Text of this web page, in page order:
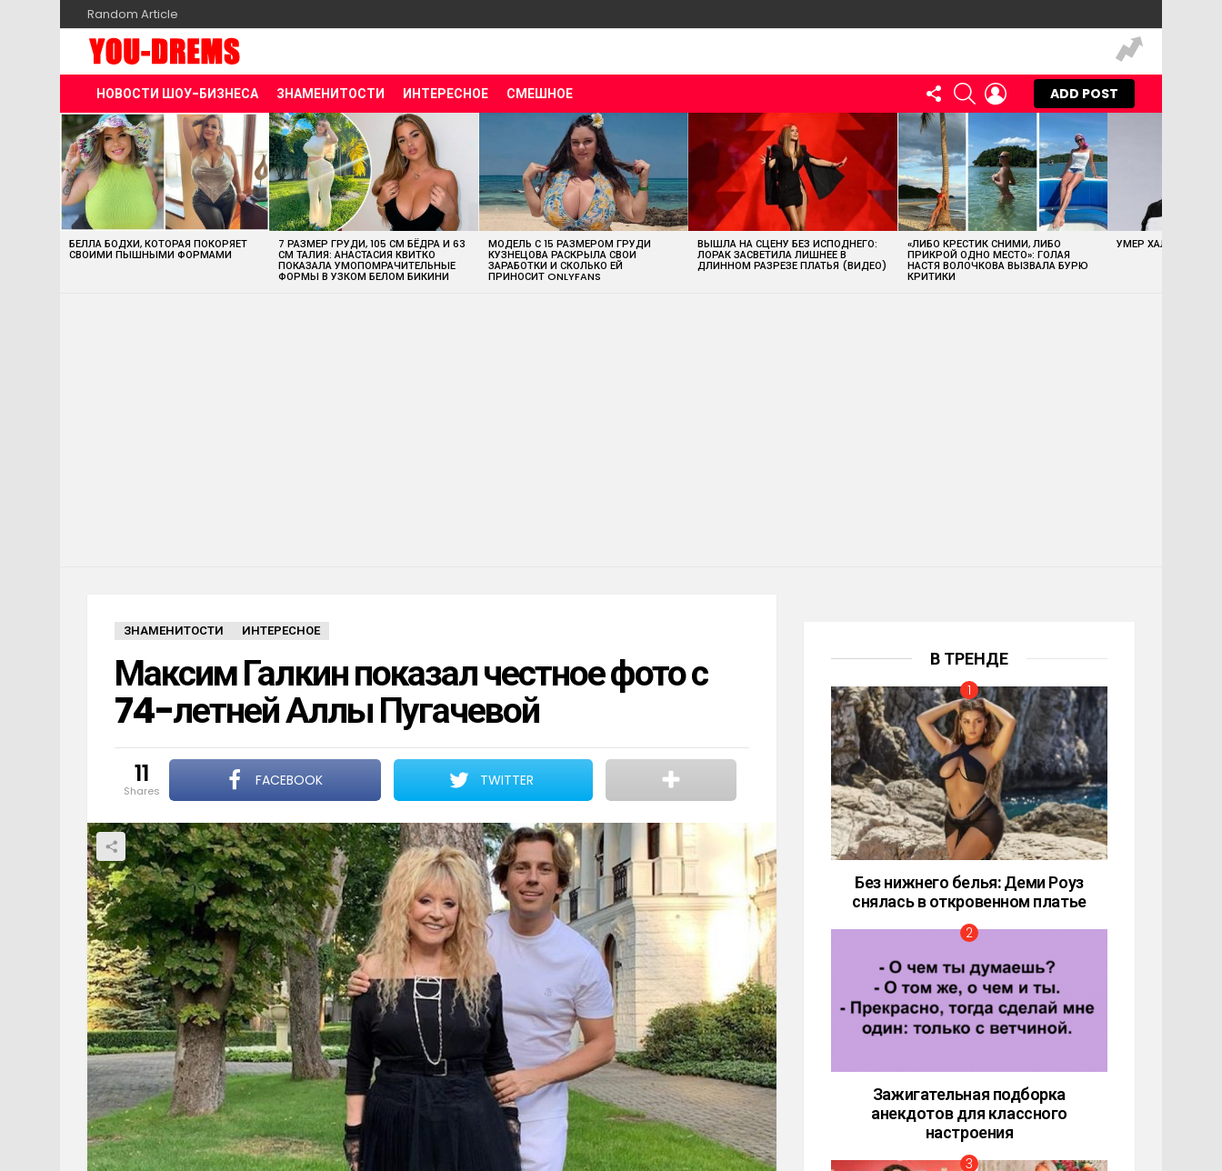
Random Article
НОВОСТИ ШОУ-БИЗНЕСА ЗНАМЕНИТОСТИ ИНТЕРЕСНОЕ СМЕШНОЕ
FOLLOW
US
SEARCHLOGIN
ADD POST
MOST
VIEWED
STORIES
БЕЛЛА БОДХИ, КОТОРАЯ ПОКОРЯЕТ
СВОИМИ ПЫШНЫМИ ФОРМАМИ
7 РАЗМЕР ГРУДИ, 105 СМ БЁДРА И 63
СМ ТАЛИЯ: АНАСТАСИЯ КВИТКО
ПОКАЗАЛА УМОПОМРАЧИТЕЛЬНЫЕ
ФОРМЫ В УЗКОМ БЕЛОМ БИКИНИ
МОДЕЛЬ С 15 РАЗМЕРОМ ГРУДИ
КУЗНЕЦОВА РАСКРЫЛА СВОИ
ЗАРАБОТКИ И СКОЛЬКО ЕЙ
ПРИНОСИТ ONLYFANS
ВЫШЛА НА СЦЕНУ БЕЗ ИСПОДНЕГО:
ЛОРАК ЗАСВЕТИЛА ЛИШНЕЕ В
ДЛИННОМ РАЗРЕЗЕ ПЛАТЬЯ (ВИДЕО)
«ЛИБО КРЕСТИК СНИМИ, ЛИБО
ПРИКРОЙ ОДНО МЕСТО»: ГОЛАЯ
НАСТЯ ВОЛОЧКОВА ВЫЗВАЛА БУРЮ
КРИТИКИ
УМЕР ХАЛК ХОГАН
ЗНАМЕНИТОСТИ ИНТЕРЕСНОЕ
Максим Галкин показал честное фото с
74-летней Аллы Пугачевой
11
shares
FACEBOOK TWITTER
В ТРЕНДЕ
Без нижнего белья: Деми Роуз
снялась в откровенном платье
Зажигательная подборка
анекдотов для классного
настроения